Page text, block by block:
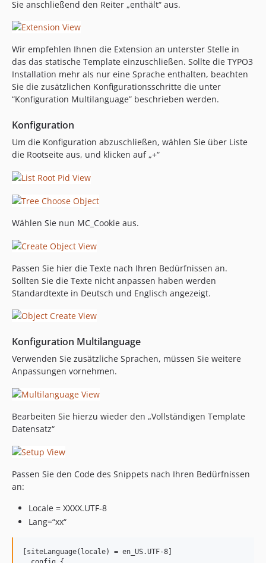
Sie anschließend den Reiter „enthält“ aus.
Wir empfehlen Ihnen die Extension an unterster Stelle in
das das statische Template einzuschließen. Sollte die TYPO3
Installation mehr als nur eine Sprache enthalten, beachten
Sie die zusätzlichen Konfigurationsschritte die unter
“Konfiguration Multilanguage” beschrieben werden.
Konfiguration
Um die Konfiguration abzuschließen, wählen Sie über Liste
die Rootseite aus, und klicken auf „+“
Wählen Sie nun MC_Cookie aus.
Passen Sie hier die Texte nach Ihren Bedürfnissen an.
Sollten Sie die Texte nicht anpassen haben werden
Standardtexte in Deutsch und Englisch angezeigt.
Konfiguration Multilanguage
Verwenden Sie zusätzliche Sprachen, müssen Sie weitere
Anpassungen vornehmen.
Bearbeiten Sie hierzu wieder den „Vollständigen Template
Datensatz“
Passen Sie den Code des Snippets nach Ihren Bedürfnissen
an:
Locale = XXXX.UTF-8
Lang=“xx“
[siteLanguage(locale) = en_US.UTF-8]